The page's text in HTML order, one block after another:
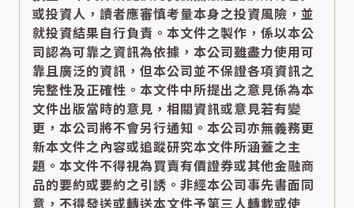
或投資人，讀者應審慎考量本身之投資風險，並
就投資結果自行負責。本文件之製作，係以本公
司認為可靠之資訊為依據，本公司雖盡力使用可
靠且廣泛的資訊，但本公司並不保證各項資訊之
完整性及正確性。本文件中所提出之意見係為本
文件出版當時的意見，相關資訊或意見若有變
更，本公司將不會另行通知。本公司亦無義務更
新本文件之內容或追蹤研究本文件所涵蓋之主
題。本文件不得視為買賣有價證券或其他金融商
品的要約或要約之引誘。非經本公司事先書面同
意，不得發送或轉送本文件予第三人轉載或使